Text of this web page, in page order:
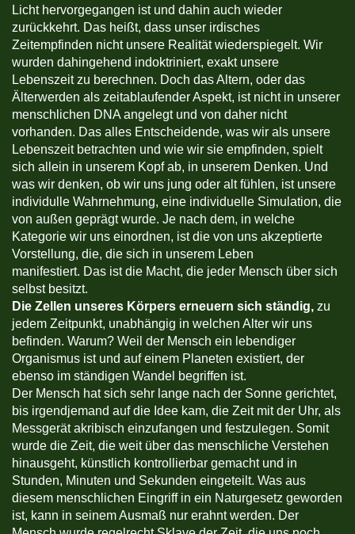
Licht hervorgegangen ist und dahin auch wieder
zurückkehrt. Das heißt, dass unser irdisches
Zeitempfinden nicht unsere Realität wiederspiegelt. Wir
wurden dahingehend indoktriniert, exakt unsere
Lebenszeit zu berechnen. Doch das Altern, oder das
Älterwerden als zeitablaufender Aspekt, ist nicht in unserer
menschlichen DNA angelegt und von daher nicht
vorhanden. Das alles Entscheidende, was wir als unsere
Lebenszeit betrachten und wie wir sie empfinden, spielt
sich allein in unserem Kopf ab, in unserem Denken. Und
was wir denken, ob wir uns jung oder alt fühlen, ist unsere
individulle Wahrnehmung, eine individuelle Simulation, die
von außen geprägt wurde. Je nach dem, in welche
Kategorie wir uns einordnen, ist die von uns akzeptierte
Vorstellung, die, die sich in unserem Leben
manifestiert. Das ist die Macht, die jeder Mensch über sich
selbst besitzt.
Die Zellen unseres Körpers erneuern sich ständig, zu
jedem Zeitpunkt, unabhängig in welchen Alter wir uns
befinden. Warum? Weil der Mensch ein lebendiger
Organismus ist und auf einem Planeten existiert, der
ebenso im ständigen Wandel begriffen ist.
Der Mensch hat sich sehr lange nach der Sonne gerichtet,
bis irgendjemand auf die Idee kam, die Zeit mit der Uhr, als
Messgerät akribisch einzufangen und festzulegen. Somit
wurde die Zeit, die weit über das menschliche Verstehen
hinausgeht, künstlich kontrollierbar gemacht und in
Stunden, Minuten und Sekunden eingeteilt. Was aus
diesem menschlichen Eingriff in ein Naturgesetz geworden
ist, kann in seinem Ausmaß nur erahnt werden. Der